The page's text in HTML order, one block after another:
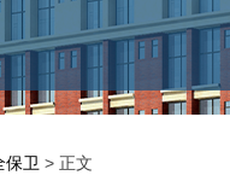
保卫 > 正文